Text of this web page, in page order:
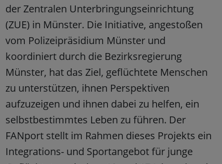
der Zentralen Unterbringungseinrichtung
(ZUE) in Münster. Die Initiative, angestoßen
vom Polizeipräsidium Münster und
koordiniert durch die Bezirksregierung
Münster, hat das Ziel, geflüchtete Menschen
zu unterstützen, ihnen Perspektiven
aufzuzeigen und ihnen dabei zu helfen, ein
selbstbestimmtes Leben zu führen. Der
FANport stellt im Rahmen dieses Projekts ein
Integrations- und Sportangebot für junge